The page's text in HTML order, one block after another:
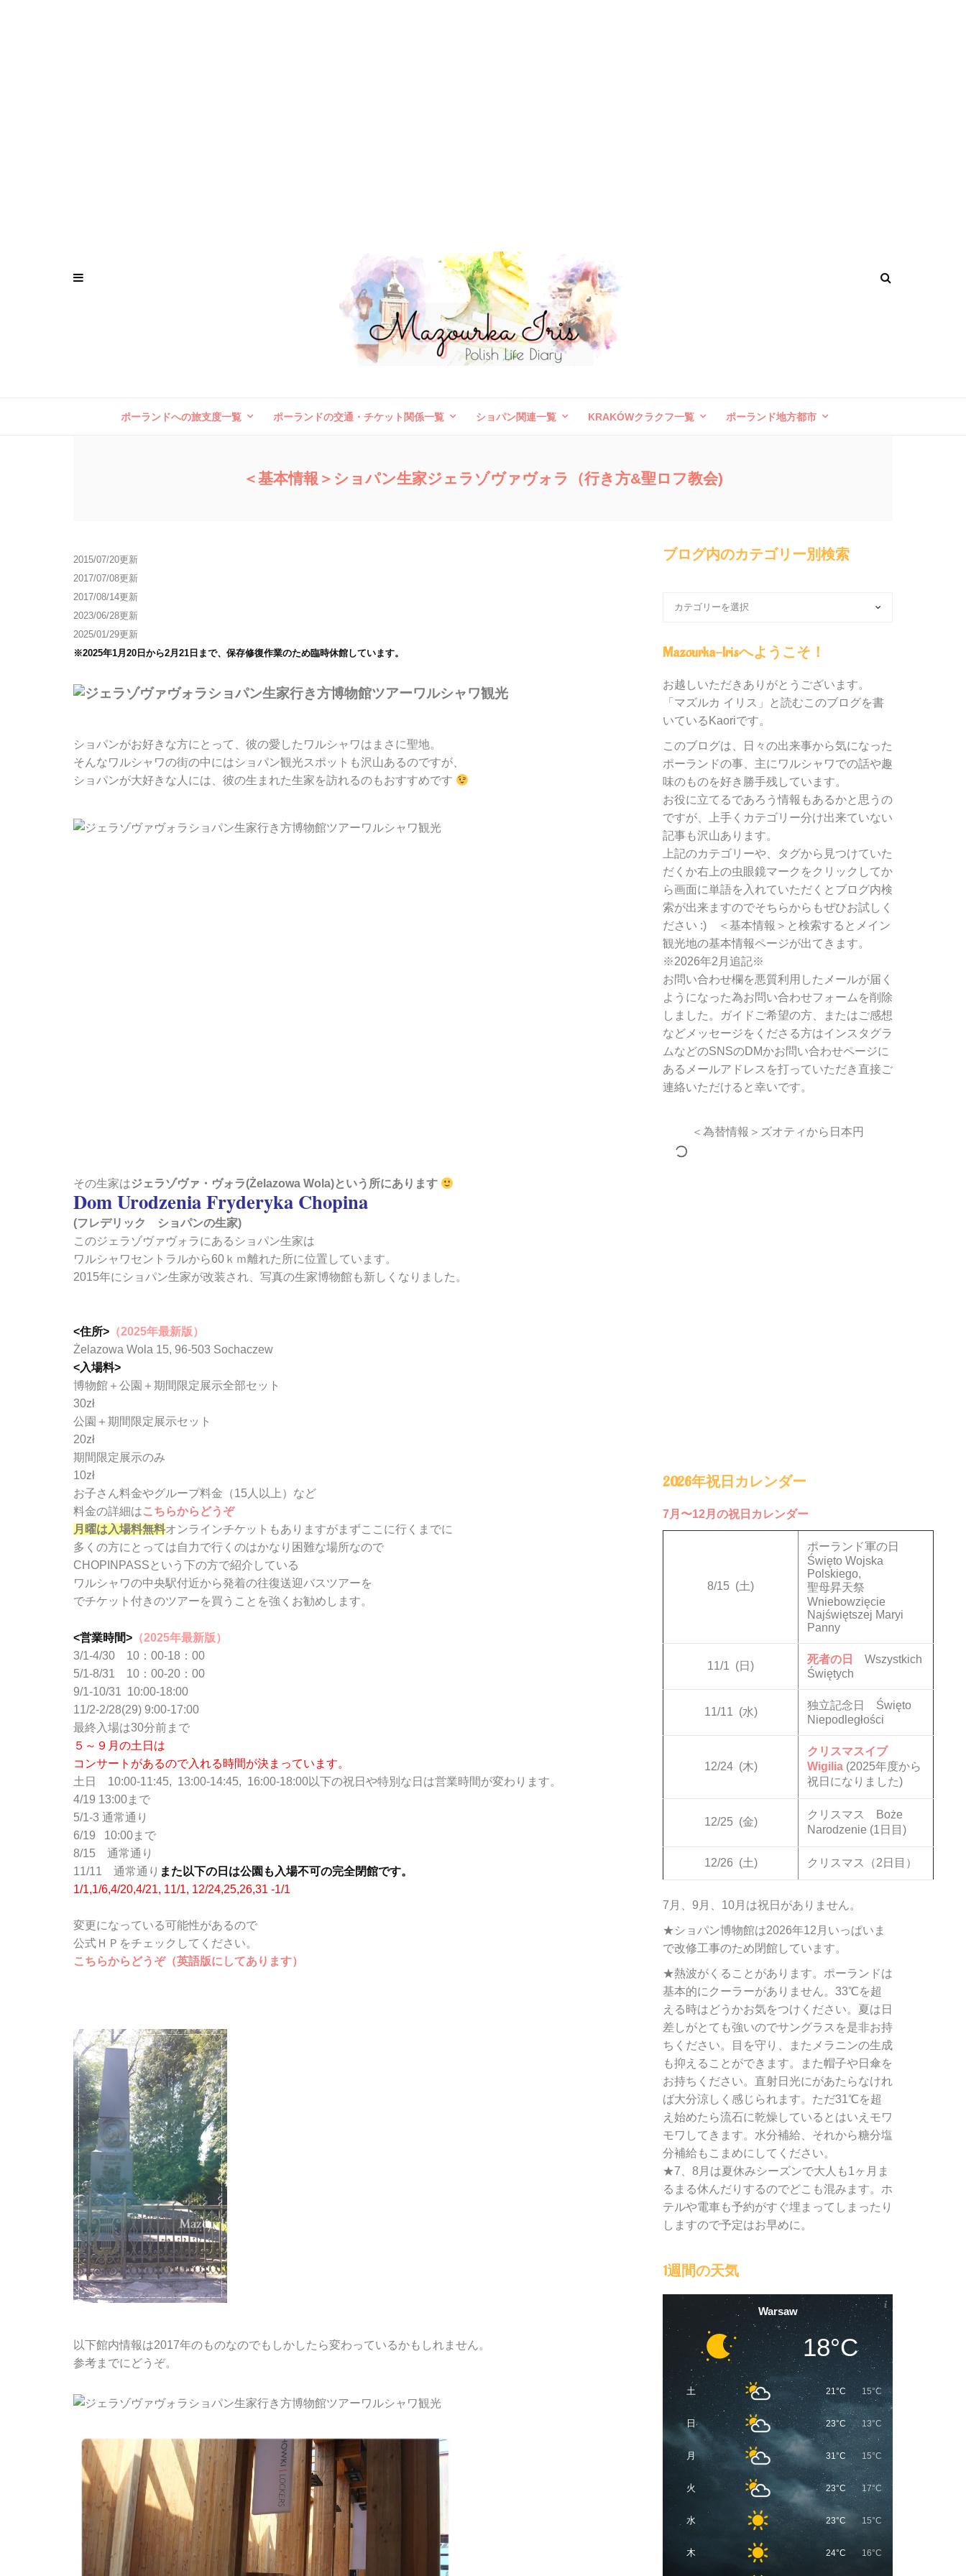
ポーランドへの旅支度一覧 ポーランドの交通・チケット関係一覧 ショパン関連一覧 KRAKÓWクラクフ一覧 ポーランド地方都市
＜基本情報＞ショパン生家ジェラゾヴァヴォラ（行き方&聖ロフ教会)
2015/07/20更新
2017/07/08更新
2017/08/14更新
2023/06/28更新
2025/01/29更新
※2025年1月20日から2月21日まで、保存修復作業のため臨時休館しています。
ショパンがお好きな方にとって、彼の愛したワルシャワはまさに聖地。
そんなワルシャワの街の中にはショパン観光スポットも沢山あるのですが、
ショパンが大好きな人には、彼の生まれた生家を訪れるのもおすすめです
その生家はジェラゾヴァ・ヴォラ(Żelazowa Wola)という所にあります
Dom Urodzenia Fryderyka Chopina
(フレデリック ショパンの生家)
このジェラゾヴァヴォラにあるショパン生家は
ワルシャワセントラルから60ｋｍ離れた所に位置しています。
2015年にショパン生家が改装され、写真の生家博物館も新しくなりました。
<住所> （2025年最新版）
Żelazowa Wola 15, 96-503 Sochaczew
<入場料>
博物館＋公園＋期間限定展示全部セット
30zł
公園＋期間限定展示セット
20zł
期間限定展示のみ
10zł
お子さん料金やグループ料金（15人以上）など
料金の詳細はこちらからどうぞ
月曜は入場料無料オンラインチケットもありますがまずここに行くまでに
多くの方にとっては自力で行くのはかなり困難な場所なので
CHOPINPASSという下の方で紹介している
ワルシャワの中央駅付近から発着の往復送迎バスツアーを
でチケット付きのツアーを買うことを強くお勧めします。
<営業時間> （2025年最新版）
3/1-4/30 10：00-18：00
5/1-8/31 10：00-20：00
9/1-10/31 10:00-18:00
11/2-2/28(29) 9:00-17:00
最終入場は30分前まで
５～９月の土日は
コンサートがあるので入れる時間が決まっています。
土日 10:00-11:45, 13:00-14:45, 16:00-18:00以下の祝日や特別な日は営業時間が変わります。
4/19 13:00まで
5/1-3 通常通り
6/19 10:00まで
8/15 通常通り
11/11 通常通り また以下の日は公園も入場不可の完全閉館です。
1/1,1/6,4/20,4/21, 11/1, 12/24,25,26,31 -1/1
変更になっている可能性があるので
公式ＨＰをチェックしてください。
こちらからどうぞ（英語版にしてあります）
以下館内情報は2017年のものなのでもしかしたら変わっているかもしれません。
参考までにどうぞ。
ブログ内のカテゴリー別検索
内
の
テ
ゴ
リ
別
検
索
Mazourka-Irisへようこそ！
お越しいただきありがとうございます。
「マズルカ イリス」と読むこのブログを書
いているKaoriです。
このブログは、日々の出来事から気になった
ポーランドの事、主にワルシャワでの話や趣
味のものを好き勝手残しています。
お役に立てるであろう情報もあるかと思うの
ですが、上手くカテゴリー分け出来ていない
記事も沢山あります。
上記のカテゴリーや、タグから見つけていた
だくか右上の虫眼鏡マークをクリックしてか
ら画面に単語を入れていただくとブログ内検
索が出来ますのでそちらからもぜひお試しく
ださい :) ＜基本情報＞と検索するとメイン
観光地の基本情報ページが出てきます。
※2026年2月追記※
お問い合わせ欄を悪質利用したメールが届く
ようになった為お問い合わせフォームを削除
しました。ガイドご希望の方、またはご感想
などメッセージをくださる方はインスタグラ
ムなどのSNSのDMかお問い合わせページに
あるメールアドレスを打っていただき直接ご
連絡いただけると幸いです。
＜為替情報＞ズオティから日本円
2026年祝日カレンダー
7月〜12月の祝日カレンダー
8/15 (土)
ポーランド軍の日
Święto Wojska
Polskiego,
聖母昇天祭
Wniebowzięcie
Najświętszej Maryi
Panny
11/1 (日)
死者の日
Wszystkich
Świętych
11/11 (水)
独立記念日 Święto
Niepodległości
12/24 (木)
クリスマスイブ
Wigilia (2025年度から
祝日になりました)
12/25 (金)
クリスマス Boże
Narodzenie (1日目)
12/26 (土) クリスマス（2日目）
7月、9月、10月は祝日がありません。
★ショパン博物館は2026年12月いっぱいま
で改修工事のため閉館しています。
★熱波がくることがあります。ポーランドは
基本的にクーラーがありません。33℃を超
える時はどうかお気をつけください。夏は日
差しがとても強いのでサングラスを是非お持
ちください。目を守り、またメラニンの生成
も抑えることができます。また帽子や日傘を
お持ちください。直射日光にがあたらなけれ
ば大分涼しく感じられます。ただ31℃を超
え始めたら流石に乾燥しているとはいえモワ
モワしてきます。水分補給、それから糖分塩
分補給もこまめにしてください。
★7、8月は夏休みシーズンで大人も1ヶ月ま
るまる休んだりするのでどこも混みます。ホ
テルや電車も予約がすぐ埋まってしまったり
しますので予定はお早めに。
1週間の天気
Warsaw
18°C
土 21°C 15°C
日 23°C 13°C
月 31°C 15°C
火 23°C 17°C
水 23°C 15°C
木 24°C 16°C